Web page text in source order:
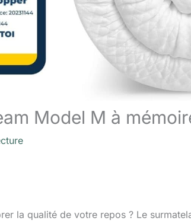
Model M à
la qualité de votre repos ? Le